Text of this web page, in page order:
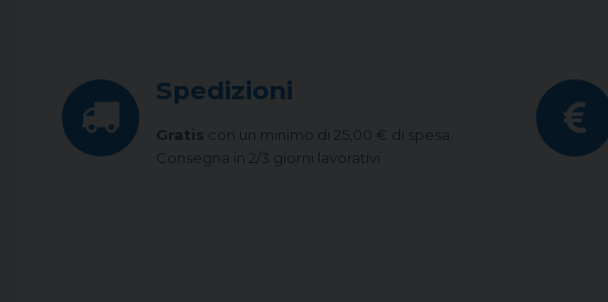
Spedizioni
Gratis con un minimo di 25,00 € di spesa.
Consegna in 2/3 giorni lavorativi